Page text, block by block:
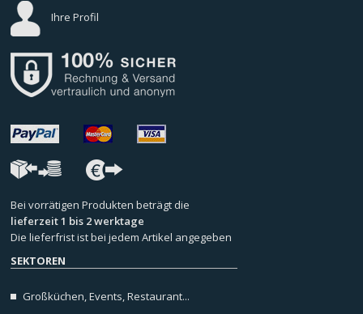
Ihre Profil
Bei vorrätigen Produkten beträgt die
lieferzeit 1 bis 2 werktage
Die lieferfrist ist bei jedem Artikel angegeben
SEKTOREN
Großküchen, Events, Restaurant...